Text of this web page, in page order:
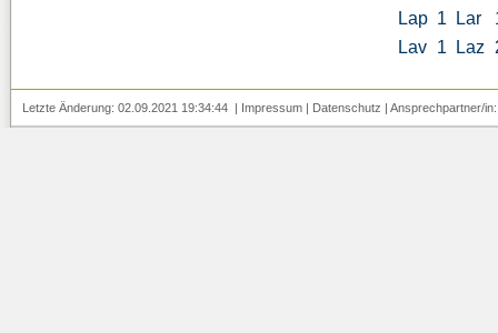
Lap 1 Lar
Lav 1 Laz
Letzte Änderung: 02.09.2021 19:34:44 | Impressum | Datenschutz | Ansprechpartner/